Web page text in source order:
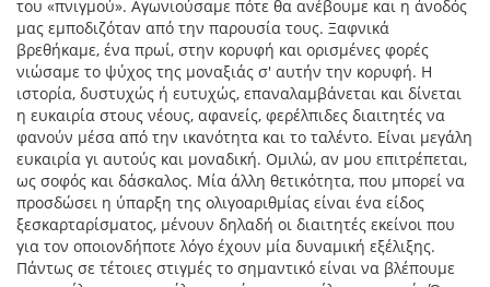
του «πνιγμού». Αγωνιούσαμε πότε θα ανέβουμε και η άνοδός
μας εμποδιζόταν από την παρουσία τους. Ξαφνικά
βρεθήκαμε, ένα πρωί, στην κορυφή και ορισμένες φορές
νιώσαμε το ψύχος της μοναξιάς σ' αυτήν την κορυφή. Η
ιστορία, δυστυχώς ή ευτυχώς, επαναλαμβάνεται και δίνεται
η ευκαιρία στους νέους, αφανείς, φερέλπιδες διαιτητές να
φανούν μέσα από την ικανότητα και το ταλέντο. Είναι μεγάλη
ευκαιρία γι αυτούς και μοναδική. Ομιλώ, αν μου επιτρέπεται,
ως σοφός και δάσκαλος. Μία άλλη θετικότητα, που μπορεί να
προσδώσει η ύπαρξη της ολιγοαριθμίας είναι ένα είδος
ξεσκαρταρίσματος, μένουν δηλαδή οι διαιτητές εκείνοι που
για τον οποιονδήποτε λόγο έχουν μία δυναμική εξέλιξης.
Πάντως σε τέτοιες στιγμές το σημαντικό είναι να βλέπουμε